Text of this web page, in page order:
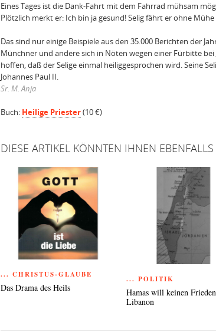
Eines Tages ist die Dank-Fahrt mit dem Fahrrad mühsam
Plötzlich merkt er: Ich bin ja gesund! Selig fährt er ohne
Das sind nur einige Beispiele aus den 35.000 Berichten der
Münchner und andere sich in Nöten wegen einer Fürbitte bei
hoffen, daß der Selige einmal heiliggesprochen wird. Seine
Johannes Paul II.
Sr. M. Anja
Buch: Heilige Priester(10 €)
DIESE ARTIKEL KÖNNTEN IHNEN
... CHRISTUS-GLAUBE
Das Drama des Heils
... POLITIK
Hamas will keinen
Libanon